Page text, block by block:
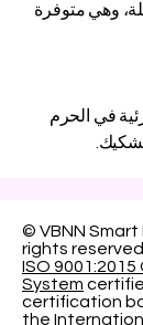
وهي متوفرة
في الحرم
© VBNN
rights
ISO
System
certification
the